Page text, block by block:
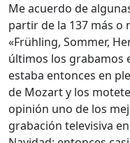
Me acuerdo de
partir de la 137 más o
«Frühling, Sommer,
últimos los grabamos
estaba entonces en
de Mozart y los
opinión uno de los
grabación televisiva